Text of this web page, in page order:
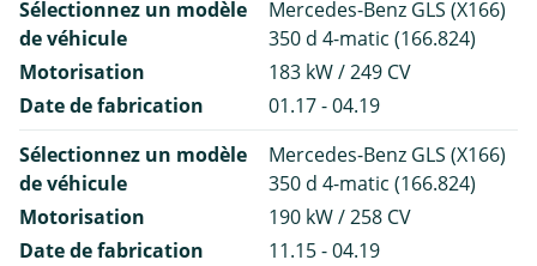
Sélectionnez un modèle
de véhicule
Mercedes-Benz GLS (X166)
350 d 4-matic (166.824)
Motorisation
183 kW / 249 CV
Date de fabrication
01.17 - 04.19
Sélectionnez un modèle
de véhicule
Mercedes-Benz GLS (X166)
350 d 4-matic (166.824)
Motorisation
190 kW / 258 CV
Date de fabrication
11.15 - 04.19